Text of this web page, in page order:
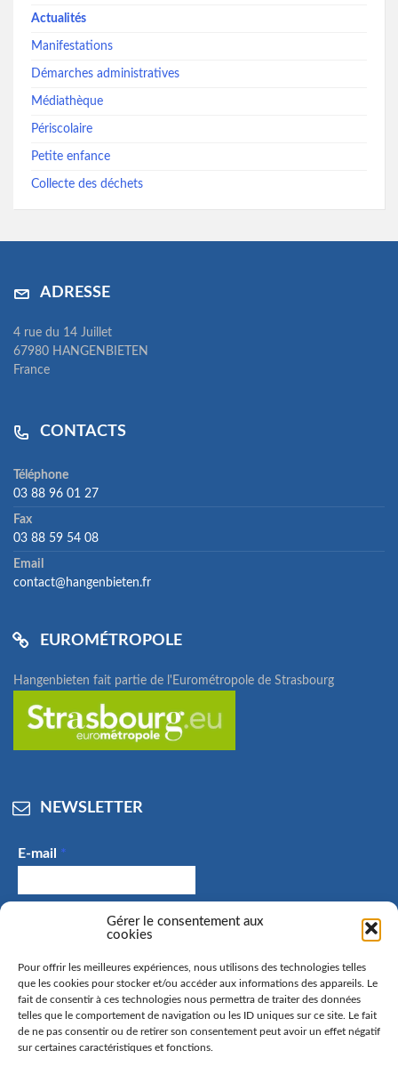
Gérer le consentement aux
cookies
Pour offrir les meilleures expériences, nous utilisons des technologies telles
que les cookies pour stocker et/ou accéder aux informations des appareils. Le
fait de consentir à ces technologies nous permettra de traiter des données
telles que le comportement de navigation ou les ID uniques sur ce site. Le fait
de ne pas consentir ou de retirer son consentement peut avoir un effet négatif
sur certaines caractéristiques et fonctions.
Actualités
Manifestations
Démarches administratives
Médiathèque
Périscolaire
Petite enfance
Collecte des déchets
ADRESSE
4 rue du 14 Juillet
67980 HANGENBIETEN
France
CONTACTS
Téléphone
03 88 96 01 27
Fax
03 88 59 54 08
Email
contact@hangenbieten.fr
EUROMÉTROPOLE
Hangenbieten fait partie de l'Eurométropole de Strasbourg
NEWSLETTER
E-mail *
J'accepte de recevoir des e-mails et confirme avoir
pris connaissance de la politique de confidentialité.
La commune de Hangenbieten collecte votre adresse mail
afin de vous envoyer notre lettre d’information. Vous